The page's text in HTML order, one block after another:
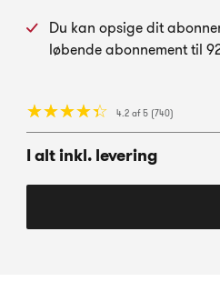
☆☆☆☆☆
★★★★★ 4.2 af 5 (740)
I alt inkl. levering
Du kan opsige dit
løbende abonnement til